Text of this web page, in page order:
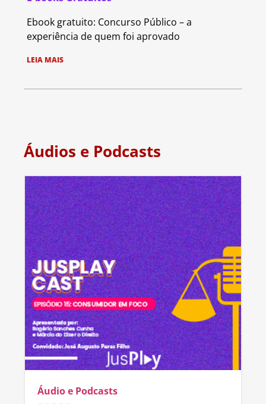
Ebook gratuito: Concurso Público – a
experiência de quem foi aprovado
LEIA MAIS
Áudios e Podcasts
Áudio e Podcasts